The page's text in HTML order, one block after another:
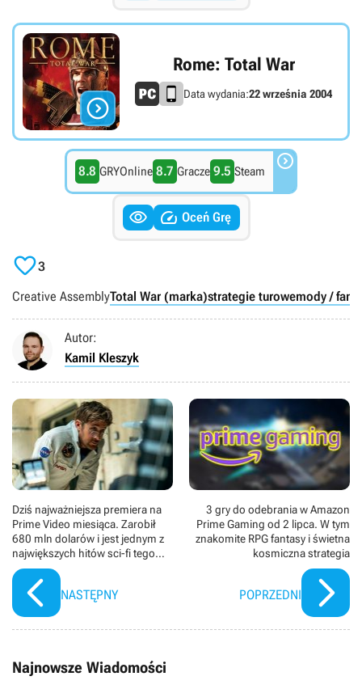

Rome: Total War
Data wydania:22 września 2004
8.8 GRYOnline 8.7 Gracze 9.5 Steam 
  Oceń Grę
3
Creative AssemblyTotal War (marka)strategie turowemody /
Autor:
Kamil Kleszyk
Dziś najważniejsza premiera na
Prime Video miesiąca. Zarobił
680 mln dolarów i jest jednym z
największych hitów sci-fi tego
roku
NASTĘPNY
3 gry do odebrania w Amazon
Prime Gaming od 2 lipca. W tym
znakomite RPG fantasy i świetna
kosmiczna strategia
POPRZEDNI
Najnowsze Wiadomości